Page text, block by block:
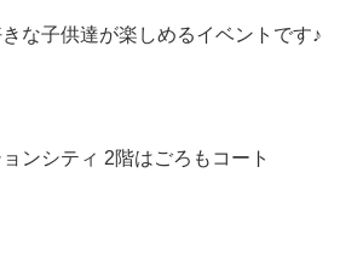
な子供達が楽しめるイベントです♪
ンシティ 2階はごろもコート